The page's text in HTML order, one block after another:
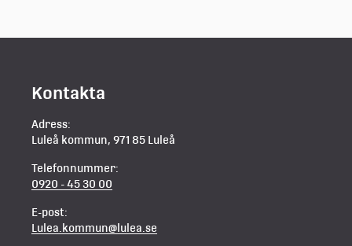
Kontakta
Adress:
Luleå kommun, 971 85 Luleå
Telefonnummer:
0920 - 45 30 00
E-post:
Lulea.kommun@lulea.se